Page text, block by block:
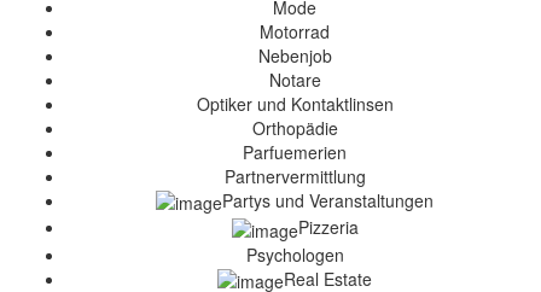
Mode
Motorrad
Nebenjob
Notare
Optiker und Kontaktlinsen
Orthopädie
Parfuemerien
Partnervermittlung
Partys und Veranstaltungen
Pizzeria
Psychologen
Real Estate